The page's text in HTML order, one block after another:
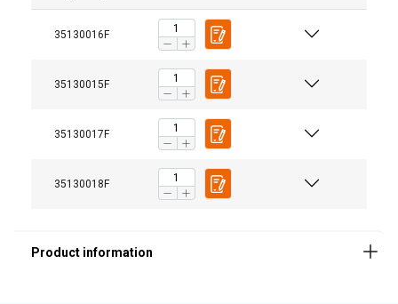
35130016F
35130015F
35130017F
35130018F